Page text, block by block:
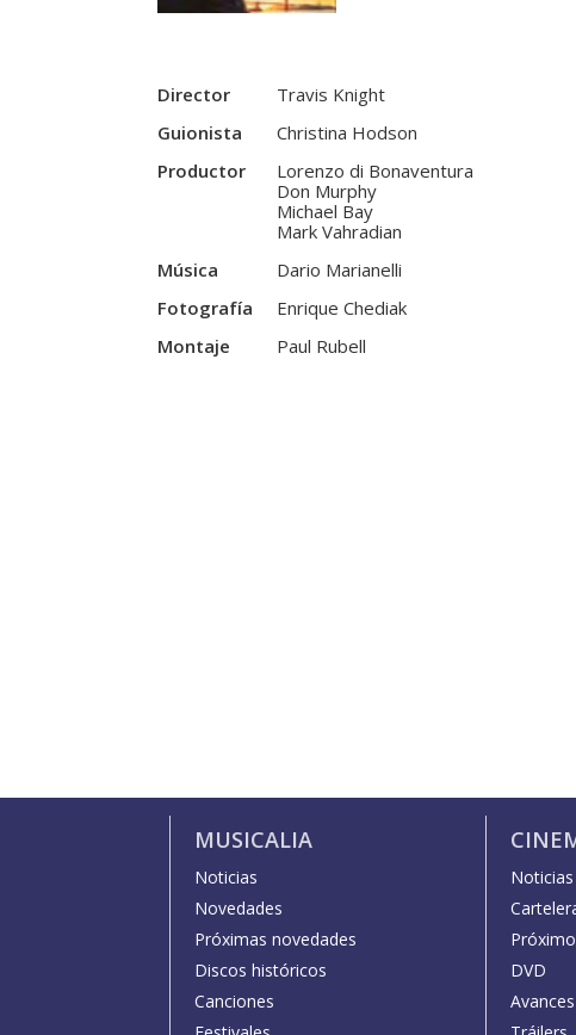
Director
Travis Knight
Guionista
Christina Hodson
Productor
Lorenzo di Bonaventura
Don Murphy
Michael Bay
Mark Vahradian
Música
Dario Marianelli
Fotografía
Enrique Chediak
Montaje
Paul Rubell
MUSICALIA
Noticias
Novedades
Próximas novedades
Discos históricos
Canciones
Noticias
DVD
Avances